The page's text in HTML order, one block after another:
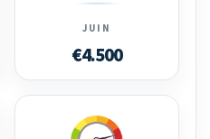
JUIN
€4.500